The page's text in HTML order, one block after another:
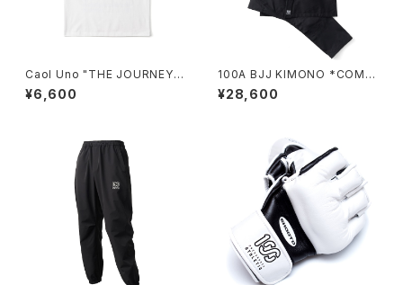
Caol Uno "THE JOURNEY
CONTINUES" HEAVYWEIGH
T S/S TEE
¥6,600
100A BJJ KIMONO *COMP
ETITION MODEL / BLACK
¥28,600